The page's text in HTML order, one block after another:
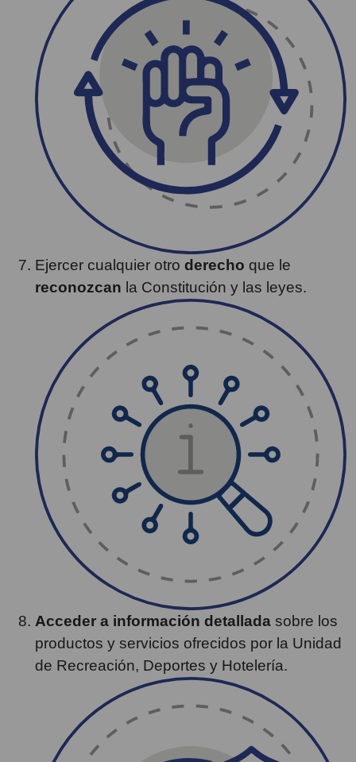
Ejercer cualquier otro derecho que le
reconozcan la Constitución y las leyes.
Acceder a información detallada sobre los
productos y servicios ofrecidos por la Unidad
de Recreación, Deportes y Hotelería.